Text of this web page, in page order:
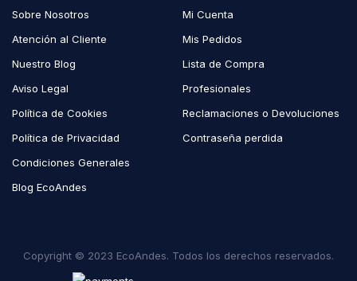
Sobre Nosotros
Atención al Cliente
Nuestro Blog
Aviso Legal
Política de Cookies
Política de Privacidad
Condiciones Generales
Blog EcoAndes
Mi Cuenta
Mis Pedidos
Lista de Compra
Profesionales
Reclamaciones o Devoluciones
Contraseña perdida
Copyright © 2023 EcoAndes. Todos los derechos reservados.